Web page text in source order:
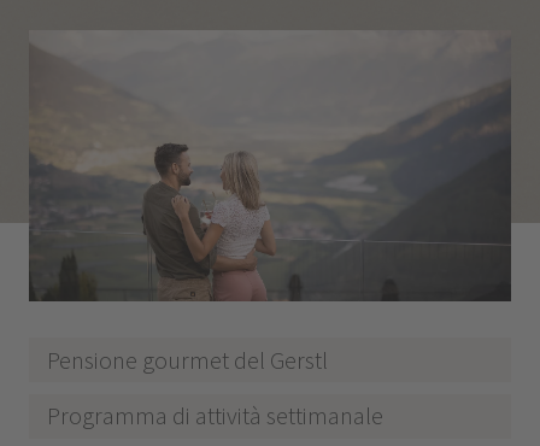
Pensione gourmet del Gerstl
Programma di attività settimanale